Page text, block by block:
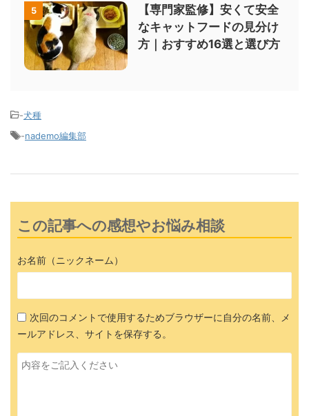
5
【専門家監修】安くて安全
なキャットフードの見分け
方｜おすすめ16選と選び方
-犬種
-nademo編集部
この記事への感想やお悩み相談
お名前（ニックネーム）
次回のコメントで使用するためブラウザーに自分の名前、メ
ールアドレス、サイトを保存する。